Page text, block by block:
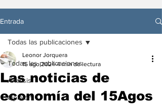
Entrada
Todas las publicaciones
Análisis
Opinión
Todas las publicaciones
Las noticias de
economía del 15Agos
Leonor Jorquera
15 ago 2024 4 min de lectura